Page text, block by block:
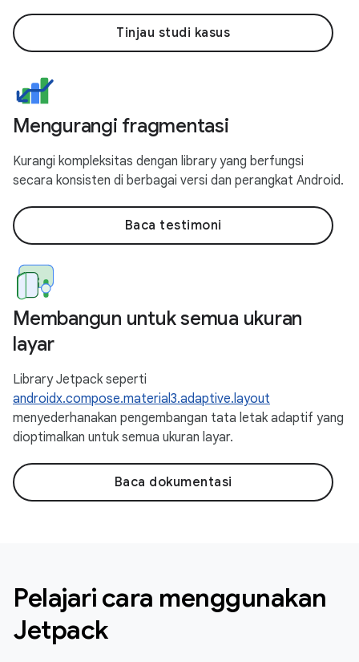
Tinjau studi kasus
Mengurangi fragmentasi
Kurangi kompleksitas dengan library yang berfungsi
secara konsisten di berbagai versi dan perangkat Android.
Baca testimoni
Membangun untuk semua ukuran
layar
Library Jetpack seperti
androidx.compose.material3.adaptive.layout
menyederhanakan pengembangan tata letak adaptif yang
dioptimalkan untuk semua ukuran layar.
Baca dokumentasi
Pelajari cara menggunakan
Jetpack